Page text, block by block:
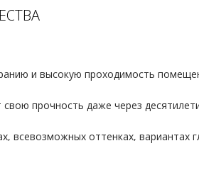
и высокую проходимость
прочность даже через
оттенках, вариантах